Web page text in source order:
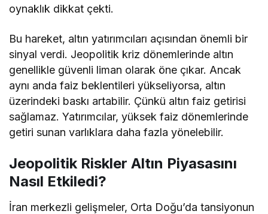
oynaklık dikkat çekti.
Bu hareket, altın yatırımcıları açısından önemli bir
sinyal verdi. Jeopolitik kriz dönemlerinde altın
genellikle güvenli liman olarak öne çıkar. Ancak
aynı anda faiz beklentileri yükseliyorsa, altın
üzerindeki baskı artabilir. Çünkü altın faiz getirisi
sağlamaz. Yatırımcılar, yüksek faiz dönemlerinde
getiri sunan varlıklara daha fazla yönelebilir.
Jeopolitik Riskler Altın Piyasasını
Nasıl Etkiledi?
İran merkezli gelişmeler, Orta Doğu’da tansiyonun